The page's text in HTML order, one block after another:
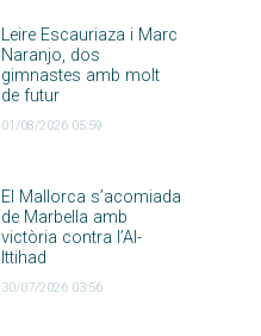
Leire Escauriaza i Marc
Naranjo, dos
gimnastes amb molt
de futur
01/08/2026 05:59
El Mallorca s’acomiada
de Marbella amb
victòria contra l’Al-
Ittihad
30/07/2026 03:56